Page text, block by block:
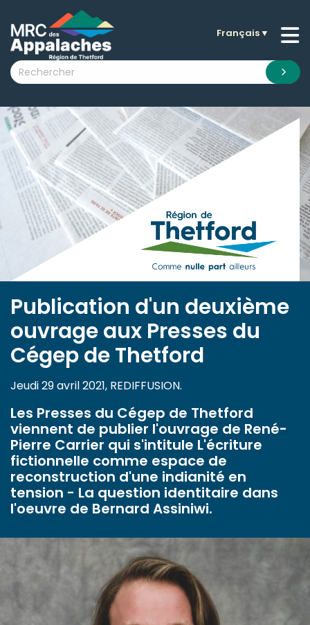
submenu (La MRC )
submenu (Citoyens )
submenu (Visiteurs )
submenu (Nouvelles )
submenu (Documentation )
Français▼
Publication d'un deuxième
ouvrage aux Presses du
Cégep de Thetford
Jeudi 29 avril 2021, REDIFFUSION.
Les Presses du Cégep de Thetford
viennent de publier l'ouvrage de René-
Pierre Carrier qui s'intitule L'écriture
fictionnelle comme espace de
reconstruction d'une indianité en
tension - La question identitaire dans
l'oeuvre de Bernard Assiniwi.